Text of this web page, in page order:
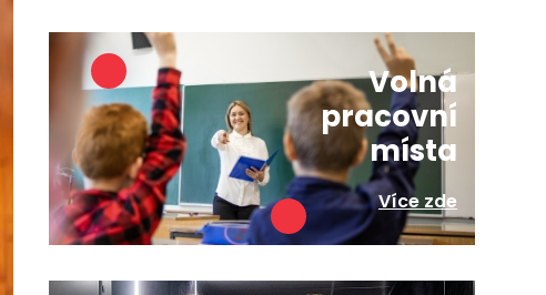
Volná
pracovní
místa
Více zde